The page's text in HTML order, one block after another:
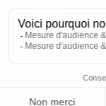
https://